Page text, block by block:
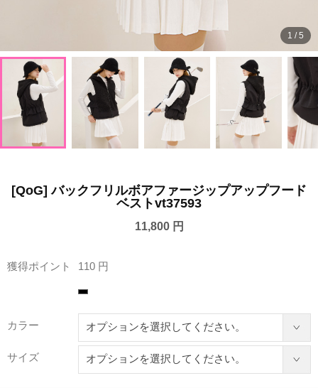
1 /5
[QoG] バックフリルボアファージップアップフード
ベストvt37593
11,800 円
獲得ポイント 110 円
カラー
サイズ